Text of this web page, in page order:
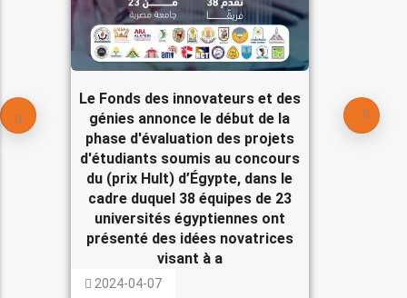
Le Fonds des innovateurs et des
génies annonce le début de la
phase d'évaluation des projets
d'étudiants soumis au concours
du (prix Hult) d’Égypte, dans le
cadre duquel 38 équipes de 23
universités égyptiennes ont
présenté des idées novatrices
visant à a
2024-04-07